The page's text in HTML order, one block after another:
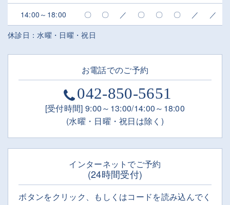
14:00～18:00 〇 〇 ／ 〇 〇 〇 ／
／
休診日：水曜・日曜・祝日
お電話でのご予約
042-850-5651
[受付時間] 9:00～13:00/14:00～18:00
(水曜・日曜・祝日は除く)
インターネットでご予約
(24時間受付)
ボタンをクリック、もしくはコードを読み込んでく